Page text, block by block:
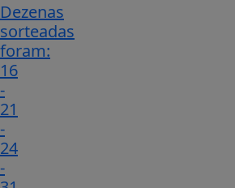
Dezenas
sorteadas
foram:
16
-
21
-
24
-